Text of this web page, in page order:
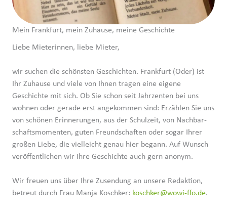
Mein Frankfurt, mein Zuhause, meine Geschichte
Liebe Mieter­innen, liebe Mieter,
wir suchen die schönsten Geschichten. Frankfurt (Oder) ist
Ihr Zuhause und viele von Ihnen tragen eine eigene
Geschichte mit sich. Ob Sie schon seit Jahrzenten bei uns
wohnen oder gerade erst angekommen sind: Erzählen Sie uns
von schönen Erinne­rungen, aus der Schulzeit, von Nachbar­
schafts­mo­menten, guten Freund­schaften oder sogar Ihrer
großen Liebe, die vielleicht genau hier begann. Auf Wunsch
veröf­fent­lichen wir Ihre Geschichte auch gern anonym.
Wir freuen uns über Ihre Zusendung an unsere Redaktion,
betreut durch Frau Manja Koschker: koschker@wowi-ffo.de.